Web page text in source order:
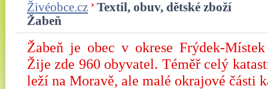
Živéobce.cz
Textil, obuv, dětské zboží
Žabeň
Žabeň je obec v okrese Frýdek-
Žije zde 960 obyvatel. Téměř celý
leží na Moravě, ale malé okrajové části